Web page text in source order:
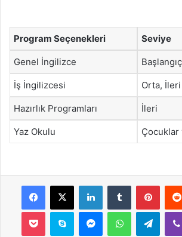
Program Seçenekleri Seviye
Genel İngilizce
İş İngilizcesi Orta, İleri
Hazırlık Programları İleri
Yaz Okulu Çocuklar
Facebook
X LinkedInTumblr
Pocket Skype MessengerWhatsApp